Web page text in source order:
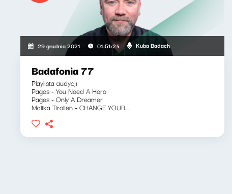
29 grudnia 2021 01:51:24 Kuba Badach
Badafonia 77
Playlista audycji:
Pages - You Need A Hero
Pages - Only A Dreamer
Malika Tirolien - CHANGE YOUR...